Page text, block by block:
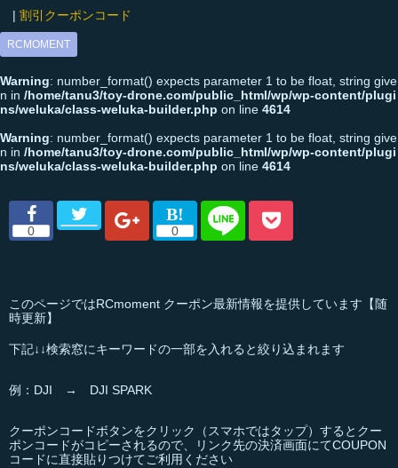
割引クーポンコード
RCMOMENT
Warning: number_format() expects parameter 1 to be float, string give
n in /home/tanu3/toy-drone.com/public_html/wp/wp-content/plugi
ns/weluka/class-weluka-builder.php on line 4614
Warning: number_format() expects parameter 1 to be float, string give
n in /home/tanu3/toy-drone.com/public_html/wp/wp-content/plugi
ns/weluka/class-weluka-builder.php on line 4614
このページではRCmoment クーポン最新情報を提供しています【随
時更新】
下記↓↓検索窓にキーワードの一部を入れると絞り込まれます
例：DJI → DJI SPARK
クーポンコードボタンをクリック（スマホではタップ）するとクー
ポンコードがコピーされるので、リンク先の決済画面にてCOUPON
コードに直接貼りつけてご利用ください